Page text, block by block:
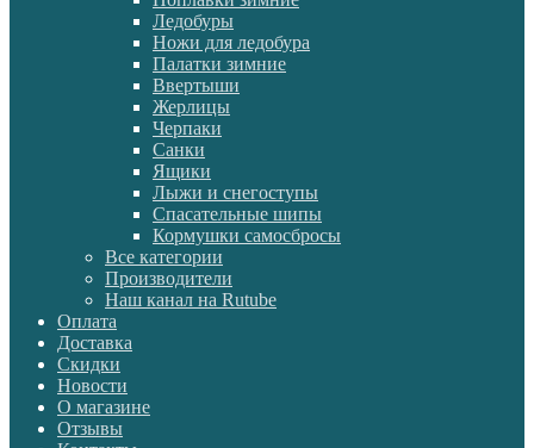
Ледобуры
Ножи для ледобура
Палатки зимние
Ввертыши
Жерлицы
Черпаки
Санки
Ящики
Лыжи и снегоступы
Спасательные шипы
Кормушки самосбросы
Все категории
Производители
Наш канал на Rutube
Оплата
Доставка
Скидки
Новости
О магазине
Отзывы